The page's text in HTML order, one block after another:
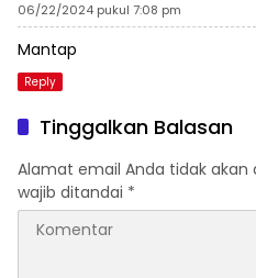
06/22/2024 pukul 7:08 pm
Mantap
Reply
Tinggalkan Balasan
Alamat email Anda tidak akan
wajib ditandai *